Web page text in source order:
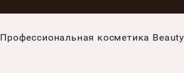
Профессиональная косметика